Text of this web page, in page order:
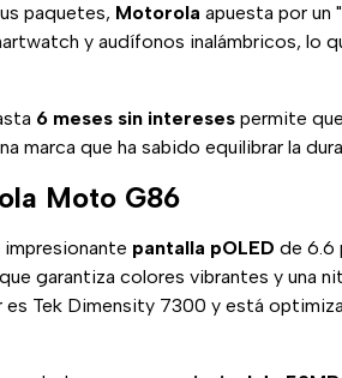
paquetes, Motorola apuesta por un
y audífonos inalámbricos, lo
6 meses sin intereses permite
marca que ha sabido equilibrar la
Moto G86
impresionante pantalla pOLED de 6.6
garantiza colores vibrantes y una
Tek Dimensity 7300 y está